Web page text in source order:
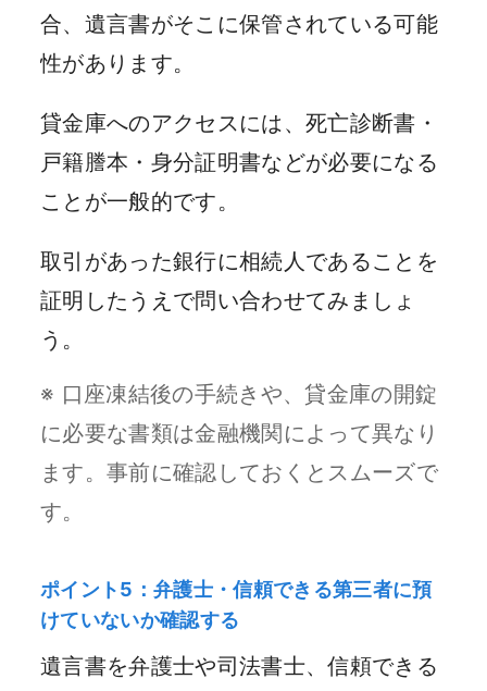
合、遺言書がそこに保管されている可能
性があります。
貸金庫へのアクセスには、死亡診断書・
戸籍謄本・身分証明書などが必要になる
ことが一般的です。
取引があった銀行に相続人であることを
証明したうえで問い合わせてみましょ
う。
※ 口座凍結後の手続きや、貸金庫の開錠
に必要な書類は金融機関によって異なり
ます。事前に確認しておくとスムーズで
す。
ポイント5：弁護士・信頼できる第三者に預
けていないか確認する
遺言書を弁護士や司法書士、信頼できる